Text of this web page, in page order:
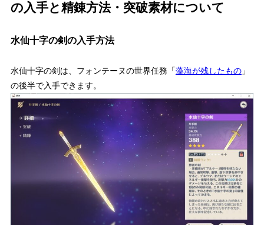
の入手と精錬方法・突破素材について
水仙十字の剣の入手方法
水仙十字の剣は、フォンテーヌの世界任務「藻海が残したもの」
の後半で入手できます。